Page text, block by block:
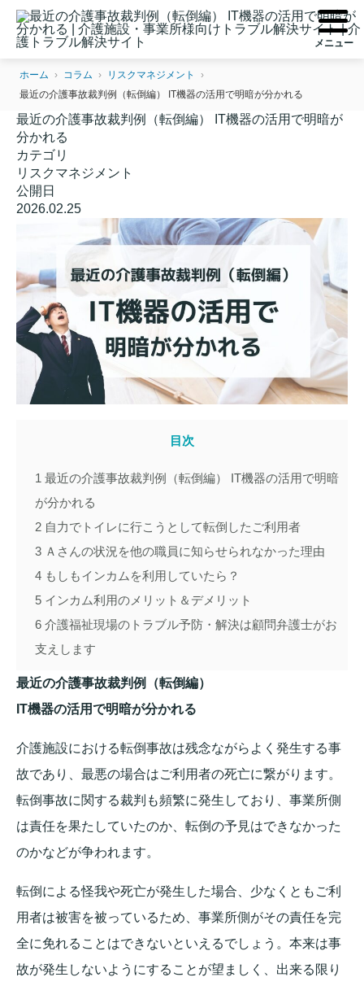
ホーム › コラム › リスクマネジメント
›
最近の介護事故裁判例（転倒編） IT機器の活用で明暗が分かれる
最近の介護事故裁判例（転倒編） IT機器の活用で明暗が
分かれる
カテゴリ
リスクマネジメント
公開日
2026.02.25
目次
1 最近の介護事故裁判例（転倒編） IT機器の活用で明暗
が分かれる
2 自力でトイレに行こうとして転倒したご利用者
3 Ａさんの状況を他の職員に知らせられなかった理由
4 もしもインカムを利用していたら？
5 インカム利用のメリット＆デメリット
6 介護福祉現場のトラブル予防・解決は顧問弁護士がお
支えします
最近の介護事故裁判例（転倒編）
IT機器の活用で明暗が分かれる
介護施設における転倒事故は残念ながらよく発生する事
故であり、最悪の場合はご利用者の死亡に繋がります。
転倒事故に関する裁判も頻繁に発生しており、事業所側
は責任を果たしていたのか、転倒の予見はできなかった
のかなどが争われます。
転倒による怪我や死亡が発生した場合、少なくともご利
用者は被害を被っているため、事業所側がその責任を完
全に免れることはできないといえるでしょう。本来は事
故が発生しないようにすることが望ましく、出来る限り